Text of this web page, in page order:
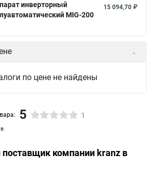
инверторный
MIG-200
15 094,70 ₽
по цене не найдены
5 1
компании kranz в